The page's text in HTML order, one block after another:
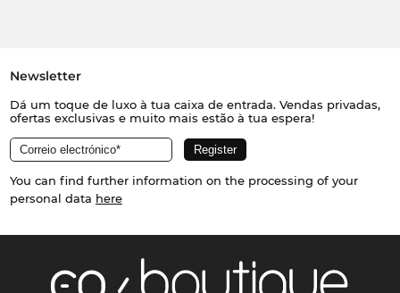
Newsletter
Dá um toque de luxo à tua caixa de entrada. Vendas privadas,
ofertas exclusivas e muito mais estão à tua espera!
You can find further information on the processing of your
personal data here